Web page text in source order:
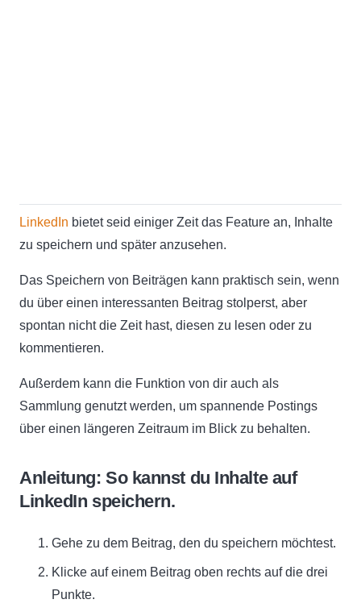
LinkedIn bietet seid einiger Zeit das Feature an, Inhalte
zu speichern und später anzusehen.
Das Speichern von Beiträgen kann praktisch sein, wenn
du über einen interessanten Beitrag stolperst, aber
spontan nicht die Zeit hast, diesen zu lesen oder zu
kommentieren.
Außerdem kann die Funktion von dir auch als
Sammlung genutzt werden, um spannende Postings
über einen längeren Zeitraum im Blick zu behalten.
Anleitung: So kannst du Inhalte auf
LinkedIn speichern.
Gehe zu dem Beitrag, den du speichern möchtest.
Klicke auf einem Beitrag oben rechts auf die drei
Punkte.